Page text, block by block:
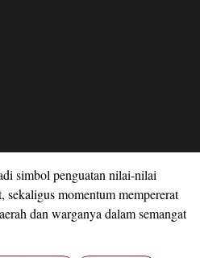
simbol penguatan nilai-nilai
sekaligus momentum mempererat
dan warganya dalam semangat